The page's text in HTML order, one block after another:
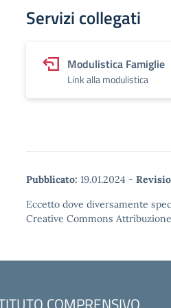
Servizi collegati
Modulistica Famiglie
Link alla modulistica
Pubblicato: 19.01.2024 -
Eccetto dove diversamente
Creative Commons